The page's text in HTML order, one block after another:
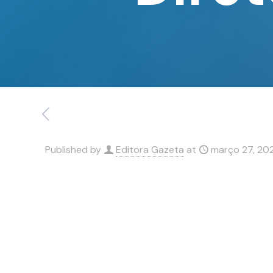
Published by Editora Gazeta at março 27,